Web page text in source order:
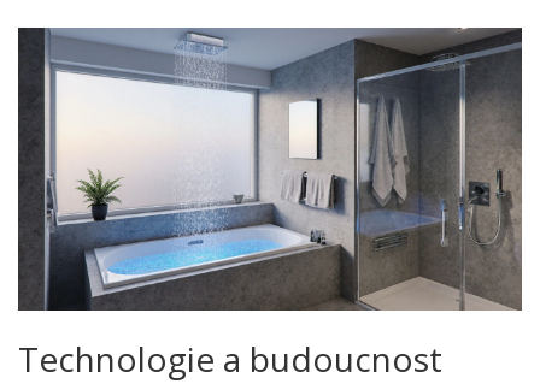
Technologie a budoucnost